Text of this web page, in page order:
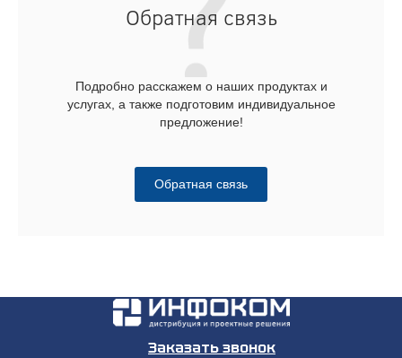
Обратная связь
Подробно расскажем о наших продуктах и
услугах, а также подготовим индивидуальное
предложение!
Обратная связь
Заказать звонок